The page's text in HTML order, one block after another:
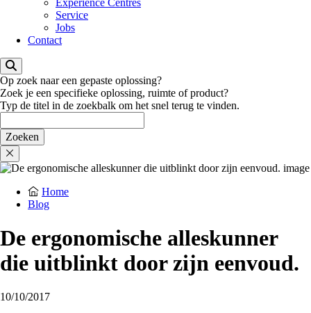
Experience Centres
Service
Jobs
Contact
Op zoek naar een gepaste oplossing?
Zoek je een specifieke oplossing, ruimte of product?
Typ de titel in de zoekbalk om het snel terug te vinden.
Home
Blog
De ergonomische alleskunner
die uitblinkt door zijn eenvoud.
10/10/2017